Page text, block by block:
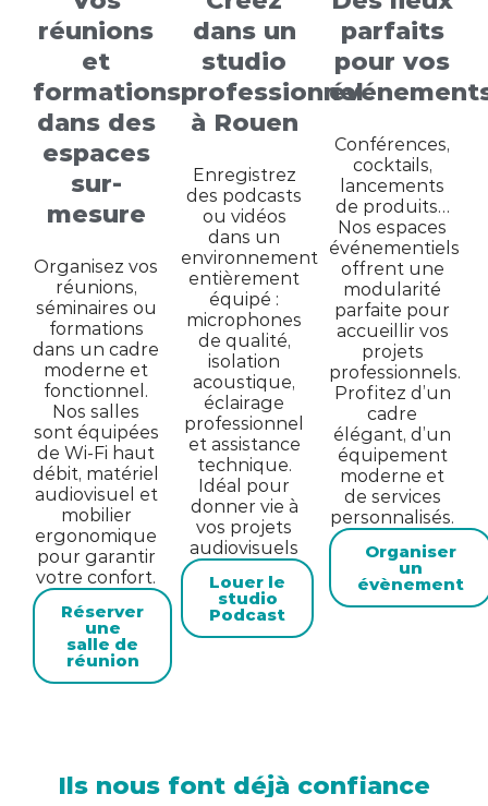
réunions
et
formations
dans des
espaces
sur-
mesure
Organisez vos
réunions,
séminaires ou
formations
dans un cadre
moderne et
fonctionnel.
Nos salles
sont équipées
de Wi-Fi haut
débit, matériel
audiovisuel et
mobilier
ergonomique
pour garantir
votre confort.
Réserver
une
salle de
réunion
dans un
studio
professionnel
à Rouen
Enregistrez
des podcasts
ou vidéos
dans un
environnement
entièrement
équipé :
microphones
de qualité,
isolation
acoustique,
éclairage
professionnel
et assistance
technique.
Idéal pour
donner vie à
vos projets
audiovisuels
Louer le
studio
Podcast
parfaits
pour vos
Conférences,
cocktails,
lancements
de produits…
Nos espaces
événementiels
offrent une
modularité
parfaite pour
accueillir vos
projets
professionnels.
Profitez d’un
cadre
élégant, d’un
équipement
moderne et
de services
personnalisés.
Organiser
un
évènement
Ils nous font déjà confiance